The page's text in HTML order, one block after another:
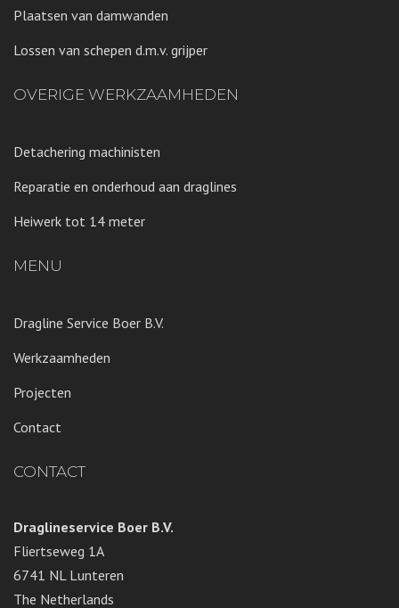
Plaatsen van damwanden
Lossen van schepen d.m.v. grijper
OVERIGE WERKZAAMHEDEN
Detachering machinisten
Reparatie en onderhoud aan draglines
Heiwerk tot 14 meter
MENU
Dragline Service Boer B.V.
Werkzaamheden
Projecten
Contact
CONTACT
Draglineservice Boer B.V.
Fliertseweg 1A
6741 NL Lunteren
The Netherlands